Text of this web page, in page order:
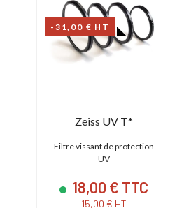
-31,00 € HT
Zeiss UV T*
Filtre vissant de protection
UV
18,00 € TTC
15,00 € HT